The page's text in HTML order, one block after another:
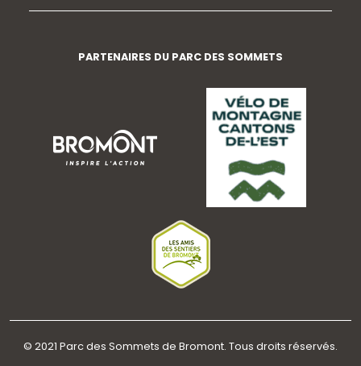
PARTENAIRES DU PARC DES SOMMETS
© 2021 Parc des Sommets de Bromont. Tous droits réservés.